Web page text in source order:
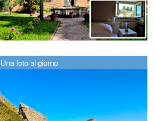
Una foto al giorno